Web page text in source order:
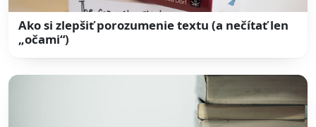
Ako si zlepšiť porozumenie textu (a nečítať len
„očami“)